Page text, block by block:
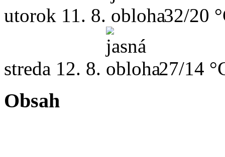
utorok 11. 8. 32/20
streda 12. 8. 27/14
Obsah